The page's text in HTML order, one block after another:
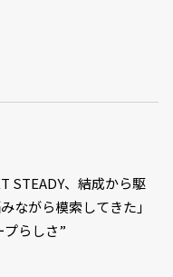
STEADY、結成から駆
ながら模索してきた」
プらしさ”